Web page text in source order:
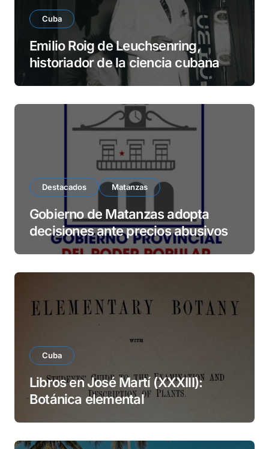
Cuba
Emilio Roig de Leuchsenring,
historiador de la ciencia cubana
Destacados Matanzas
Gobierno de Matanzas adopta
decisiones ante precios abusivos
Cuba
Libros en José Martí (XXXIII):
Botánica elemental